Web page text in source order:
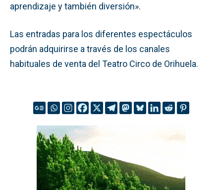
aprendizaje y también diversión».
Las entradas para los diferentes espectáculos
podrán adquirirse a través de los canales
habituales de venta del Teatro Circo de Orihuela.